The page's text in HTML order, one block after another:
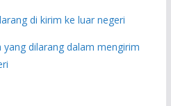
di kirim ke luar negeri
yang dilarang dalam mengirim